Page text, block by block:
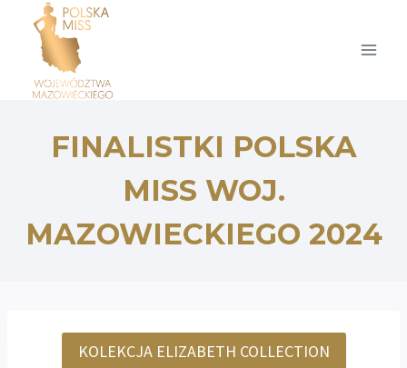
Przejdź
FINALISTKI POLSKA
MISS WOJ.
MAZOWIECKIEGO 2024
KOLEKCJA ELIZABETH COLLECTION